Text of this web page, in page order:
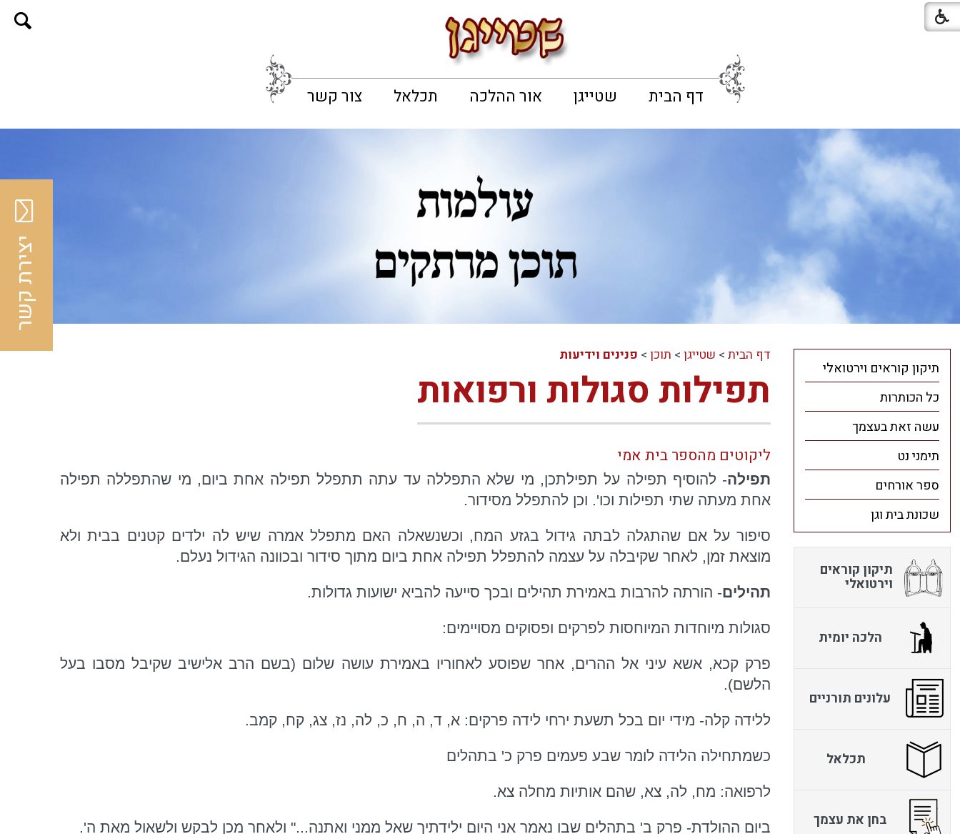
דף הבית שטייגן אור ההלכה תכלאל צור קשר
דף הבית> שטייגן> תוכן> פנינים וידיעות
תפילות סגולות ורפואות
ליקוטים מהספר בית אמי
תפילה- להוסיף תפילה על תפילתכן, מי שלא התפללה עד עתה תתפלל תפילה אחת ביום, מי שהתפללה תפילה
אחת מעתה שתי תפילות וכו'. וכן להתפלל מסידור.
סיפור על אם שהתגלה לבתה גידול בגזע המח, וכשנשאלה האם מתפלל אמרה שיש לה ילדים קטנים בבית ולא
מוצאת זמן, לאחר שקיבלה על עצמה להתפלל תפילה אחת ביום מתוך סידור ובכוונה הגידול נעלם.
תהילים- הורתה להרבות באמירת תהילים ובכך סייעה להביא ישועות גדולות.
סגולות מיוחדות המיוחסות לפרקים ופסוקים מסויימים:
פרק קכא, אשא עיני אל ההרים, אחר שפוסע לאחוריו באמירת עושה שלום (בשם הרב אלישיב שקיבל מסבו בעל
הלשם).
ללידה קלה- מידי יום בכל תשעת ירחי לידה פרקים: א, ד, ה, ח, כ, לה, נז, צג, קח, קמב.
כשמתחילה הלידה לומר שבע פעמים פרק כ' בתהלים
לרפואה: מח, לה, צא, שהם אותיות מחלה צא.
ביום ההולדת- פרק ב' בתהלים שבו נאמר אני היום ילידתיך שאל ממני ואתנה..." ולאחר מכן לבקש ולשאול מאת ה'.
תיקון קוראים וירטואלי
כל הכותרות
עשה זאת בעצמך
תימני נט
ספר אורחים
שכונת בית וגן
תיקון קוראים
וירטואלי
הלכה יומית
עלונים תורניים
תכלאל
בחן את עצמך
יצירת קשר